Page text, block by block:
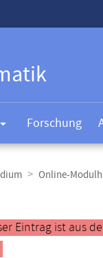
Forschung
Online-
Eintrag ist aus